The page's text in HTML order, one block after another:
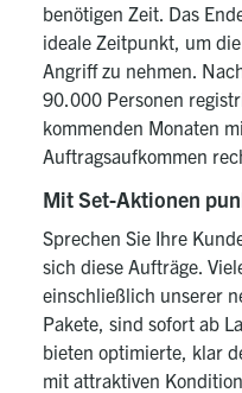
benötigen Zeit. Das
ideale Zeitpunkt, um
Angriff zu nehmen.
90.000 Personen
kommenden Monaten
Auftragsaufkommen
Mit Set-Aktionen
Sprechen Sie Ihre
sich diese Aufträge.
einschließlich unserer
Pakete, sind sofort ab
bieten optimierte, klar
mit attraktiven